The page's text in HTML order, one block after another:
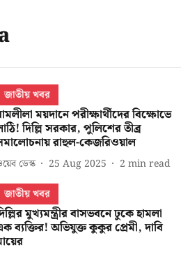
জাতীয় খবর
ময়দানে পরীক্ষার্থীদের বিক্ষোভে
দিল্লি সরকার, পুলিশের তীব্র
রাহুল-কেজরিওয়াল
ডেস্ক 25 Aug 2025 2 min read
জাতীয় খবর
মুখ্যমন্ত্রীর বাসভবনে ঢুকে হামলা
ব্যক্তির! অভিযুক্ত কুকুর প্রেমী, দাবি